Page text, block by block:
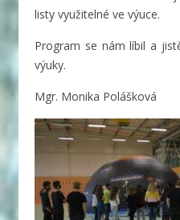
listy využitelné ve výuce.
Program se nám líbil a
výuky.
Mgr. Monika Polášková